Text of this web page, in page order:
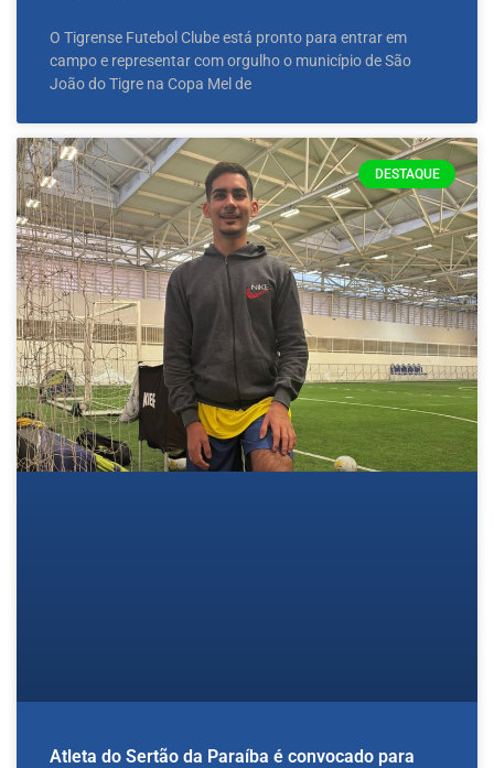
O Tigrense Futebol Clube está pronto para entrar em
campo e representar com orgulho o município de São
João do Tigre na Copa Mel de
DESTAQUE
Atleta do Sertão da Paraíba é convocado para